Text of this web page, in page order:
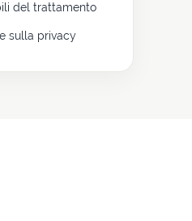
del trattamento
sulla privacy